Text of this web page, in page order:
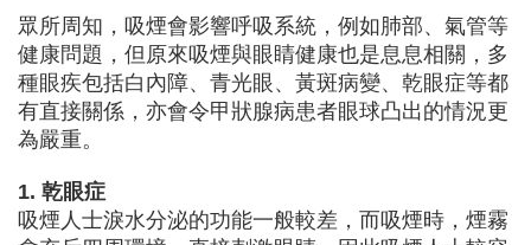
眾所周知，吸煙會影響呼吸系統，例如肺部、氣管等
健康問題，但原來吸煙與眼睛健康也是息息相關，多
種眼疾包括白內障、青光眼、黃斑病變、乾眼症等都
有直接關係，亦會令甲狀腺病患者眼球凸出的情況更
為嚴重。
1. 乾眼症
吸煙人士淚水分泌的功能一般較差，而吸煙時，煙霧